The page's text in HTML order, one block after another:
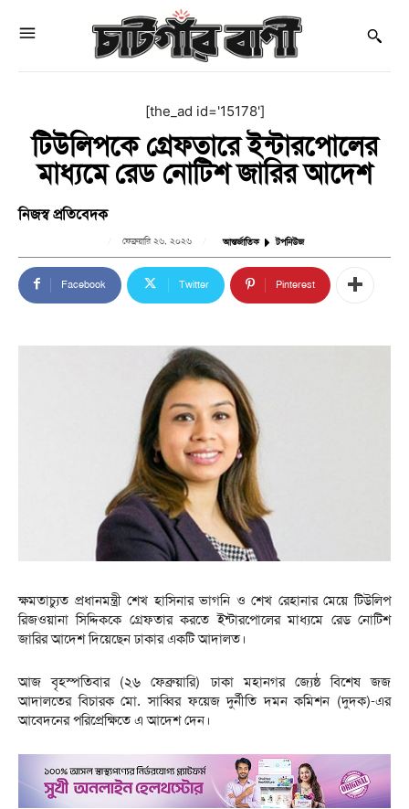
[the_ad id='15178']
টিউলিপকে গ্রেফতারে ইন্টারপোলের
মাধ্যমে রেড নোটিশ জারির আদেশ
নিজস্ব প্রতিবেদক
ফেব্রুয়ারি ২৬, ২০২৬ আন্তর্জাতিক টপনিউজ
Facebook Twitter Pinterest
ক্ষমতাচ্যুত প্রধানমন্ত্রী শেখ হাসিনার ভাগনি ও শেখ রেহানার মেয়ে টিউলিপ
রিজওয়ানা সিদ্দিককে গ্রেফতার করতে ইন্টারপোলের মাধ্যমে রেড নোটিশ
জারির আদেশ দিয়েছেন ঢাকার একটি আদালত।
আজ বৃহস্পতিবার (২৬ ফেব্রুয়ারি) ঢাকা মহানগর জ্যেষ্ঠ বিশেষ জজ
আদালতের বিচারক মো. সাব্বির ফয়েজ দুর্নীতি দমন কমিশন (দুদক)-এর
আবেদনের পরিপ্রেক্ষিতে এ আদেশ দেন।